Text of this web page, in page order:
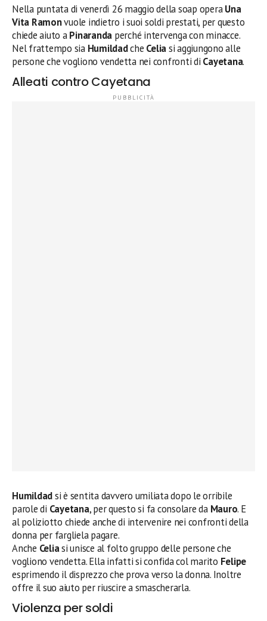
Nella puntata di venerdì 26 maggio della soap operaUna
Vita Ramonvuole indietro i suoi soldi prestati, per questo
chiede aiuto aPinaranda perché intervenga con minacce.
Nel frattempo sia Humildadche Celiasi aggiungono alle
persone che vogliono vendetta nei confronti di Cayetana.
Alleati contro Cayetana
Humildadsi è sentita davvero umiliata dopo le orribile
parole di Cayetana, per questo si fa consolare da Mauro. E
al poliziotto chiede anche di intervenire nei confronti della
donna per fargliela pagare.
Anche Celiasi unisce al folto gruppo delle persone che
vogliono vendetta. Ella infatti si confida col marito Felipe
esprimendo il disprezzo che prova verso la donna. Inoltre
offre il suo aiuto per riuscire a smascherarla.
Violenza per soldi